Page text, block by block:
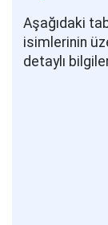
Aşağıdaki
isimlerinin
detaylı